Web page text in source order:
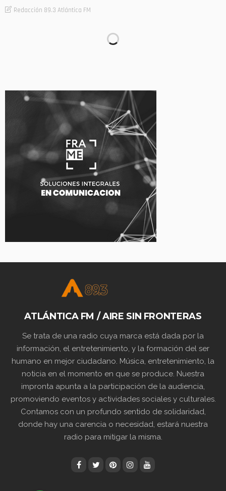
Redacción 89.3 Atlántica FM
ATLÁNTICA FM / AIRE SIN FRONTERAS
Se trata de una radio cuya marca está dada por la
información, el entretenimiento, y la formación del ser
humano en mejor ciudadano. Música, entretenimiento, la
noticia en el momento en que se produce. Nuestra
impronta apunta a la participación de la audiencia,
promoviendo eventos y actividades sociales y culturales.
Contamos con un profundo sentido de solidaridad,
donde hay una carencia o necesidad, estará nuestra
radio para mitigar la misma.